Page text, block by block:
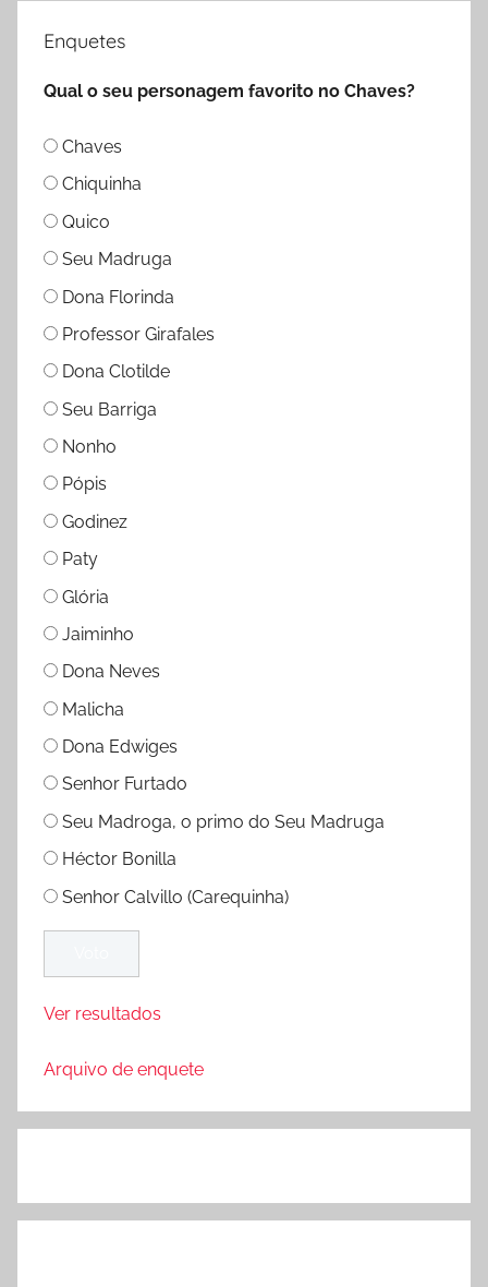
Enquetes
Qual o seu personagem favorito no Chaves?
Chaves
Chiquinha
Quico
Seu Madruga
Dona Florinda
Professor Girafales
Dona Clotilde
Seu Barriga
Nonho
Pópis
Godinez
Paty
Glória
Jaiminho
Dona Neves
Malicha
Dona Edwiges
Senhor Furtado
Seu Madroga, o primo do Seu Madruga
Héctor Bonilla
Senhor Calvillo (Carequinha)
Ver resultados
Arquivo de enquete